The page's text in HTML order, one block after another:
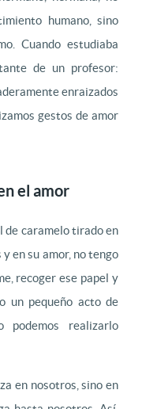
humano, sino
Cuando estudiaba
de un profesor:
enraizados
gestos de amor
el amor
de caramelo tirado en
en su amor, no tengo
recoger ese papel y
un pequeño acto de
realizarlo
en nosotros, sino en